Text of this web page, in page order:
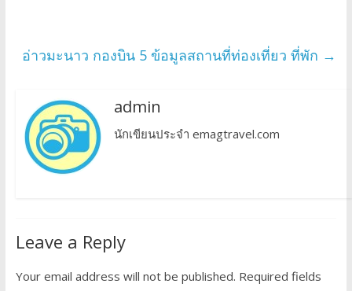
อ่าวมะนาว กองบิน 5 ข้อมูลสถานที่ท่องเที่ยว ที่พัก →
admin
นักเขียนประจำ emagtravel.com
Leave a Reply
Your email address will not be published. Required fields